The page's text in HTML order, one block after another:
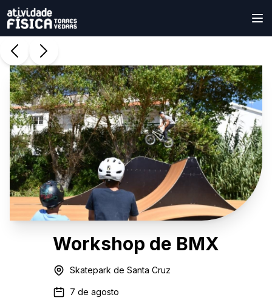
Workshop de BMX
Skatepark de Santa Cruz
7 de agosto